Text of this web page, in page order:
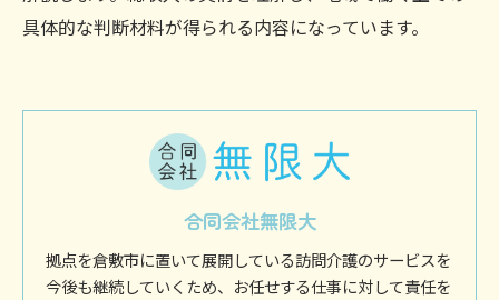
具体的な判断材料が得られる内容になっています。
合同会社無限大
拠点を倉敷市に置いて展開している訪問介護のサービスを
今後も継続していくため、お任せする仕事に対して責任を